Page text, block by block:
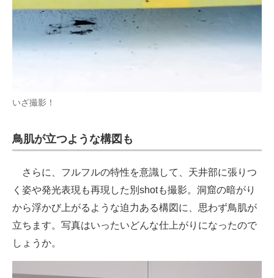
いざ撮影！
鳥肌が立つような構図も
さらに、フルフルの特性を意識して、天井部に張りつ
く姿や発光表現も再現した別shotも撮影。洞窟の暗がり
から浮かび上がるような迫力ある構図に、思わず鳥肌が
立ちます。写真はいったいどんな仕上がりになったので
しょうか。